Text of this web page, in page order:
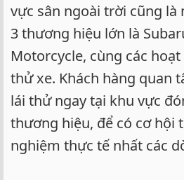
vực sân ngoài trời cũng là
3 thương hiệu lớn là
Motorcycle, cùng các
thử xe. Khách hàng quan
lái thử ngay tại khu vực
thương hiệu, để có cơ hội
nghiệm thực tế nhất các